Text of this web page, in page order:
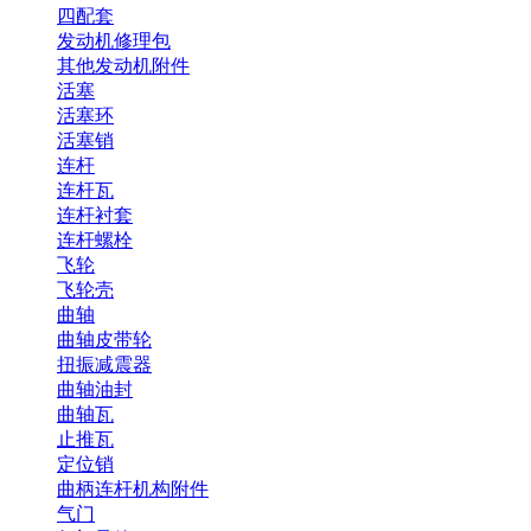
四配套
发动机修理包
其他发动机附件
活塞
活塞环
活塞销
连杆
连杆瓦
连杆衬套
连杆螺栓
飞轮
飞轮壳
曲轴
曲轴皮带轮
扭振减震器
曲轴油封
曲轴瓦
止推瓦
定位销
曲柄连杆机构附件
气门